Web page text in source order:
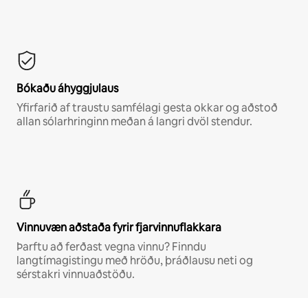
Bókaðu áhyggjulaus
Yfirfarið af traustu samfélagi gesta okkar og aðstoð
allan sólarhringinn meðan á langri dvöl stendur.
Vinnuvæn aðstaða fyrir fjarvinnuflakkara
Þarftu að ferðast vegna vinnu? Finndu
langtímagistingu með hröðu, þráðlausu neti og
sérstakri vinnuaðstöðu.